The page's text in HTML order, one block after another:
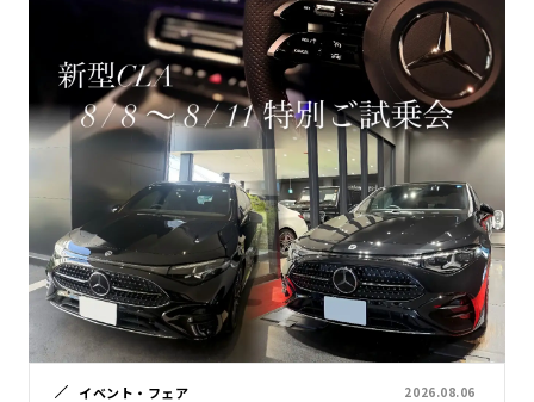
イベント・フェア 2026.08.06